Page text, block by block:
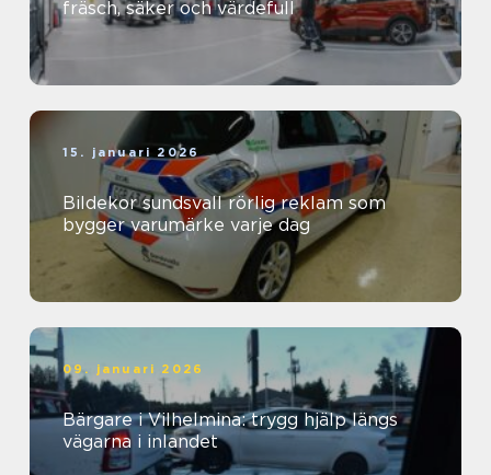
fräsch, säker och värdefull
15. januari 2026
Bildekor sundsvall rörlig reklam som
bygger varumärke varje dag
09. januari 2026
Bärgare i Vilhelmina: trygg hjälp längs
vägarna i inlandet